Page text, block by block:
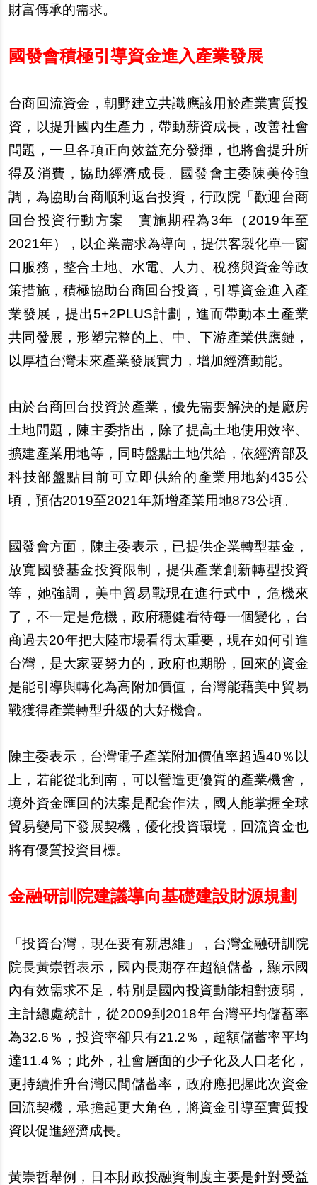
財富傳承的需求。
國發會積極引導資金進入產業發展
台商回流資金，朝野建立共識應該用於產業實質投
資，以提升國內生產力，帶動薪資成長，改善社會
問題，一旦各項正向效益充分發揮，也將會提升所
得及消費，協助經濟成長。國發會主委陳美伶強
調，為協助台商順利返台投資，行政院「歡迎台商
回台投資行動方案」實施期程為3年（2019年至
2021年），以企業需求為導向，提供客製化單一窗
口服務，整合土地、水電、人力、稅務與資金等政
策措施，積極協助台商回台投資，引導資金進入產
業發展，提出5+2PLUS計劃，進而帶動本土產業
共同發展，形塑完整的上、中、下游產業供應鏈，
以厚植台灣未來產業發展實力，增加經濟動能。
由於台商回台投資於產業，優先需要解決的是廠房
土地問題，陳主委指出，除了提高土地使用效率、
擴建產業用地等，同時盤點土地供給，依經濟部及
科技部盤點目前可立即供給的產業用地約435公
頃，預估2019至2021年新增產業用地873公頃。
國發會方面，陳主委表示，已提供企業轉型基金，
放寬國發基金投資限制，提供產業創新轉型投資
等，她強調，美中貿易戰現在進行式中，危機來
了，不一定是危機，政府穩健看待每一個變化，台
商過去20年把大陸市場看得太重要，現在如何引進
台灣，是大家要努力的，政府也期盼，回來的資金
是能引導與轉化為高附加價值，台灣能藉美中貿易
戰獲得產業轉型升級的大好機會。
陳主委表示，台灣電子產業附加價值率超過40％以
上，若能從北到南，可以營造更優質的產業機會，
境外資金匯回的法案是配套作法，國人能掌握全球
貿易變局下發展契機，優化投資環境，回流資金也
將有優質投資目標。
金融研訓院建議導向基礎建設財源規劃
「投資台灣，現在要有新思維」，台灣金融研訓院
院長黃崇哲表示，國內長期存在超額儲蓄，顯示國
內有效需求不足，特別是國內投資動能相對疲弱，
主計總處統計，從2009到2018年台灣平均儲蓄率
為32.6％，投資率卻只有21.2％，超額儲蓄率平均
達11.4％；此外，社會層面的少子化及人口老化，
更持續推升台灣民間儲蓄率，政府應把握此次資金
回流契機，承擔起更大角色，將資金引導至實質投
資以促進經濟成長。
黃崇哲舉例，日本財政投融資制度主要是針對受益